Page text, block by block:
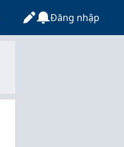
Đăng nhập